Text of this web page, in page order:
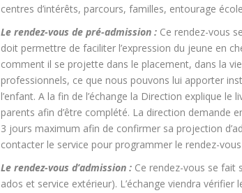
centres d’intérêts, parcours, familles, entourage
Le rendez-vous de pré-admission : Ce rendez-vous
doit permettre de faciliter l’expression du jeune en
comment il se projette dans le placement, dans la
professionnels, ce que nous pouvons lui apporter
l’enfant. A la fin de l’échange la Direction explique
parents afin d’être complété. La direction demande
3 jours maximum afin de confirmer sa projection
contacter le service pour programmer le rendez-
Le rendez-vous d’admission : Ce rendez-vous se fait
ados et service extérieur). L’échange viendra